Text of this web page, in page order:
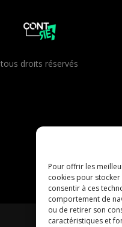
Pour offrir les
cookies pour
consentir à ces
comportement de
ou de retirer son
caractéristiques et
tous droits réservés